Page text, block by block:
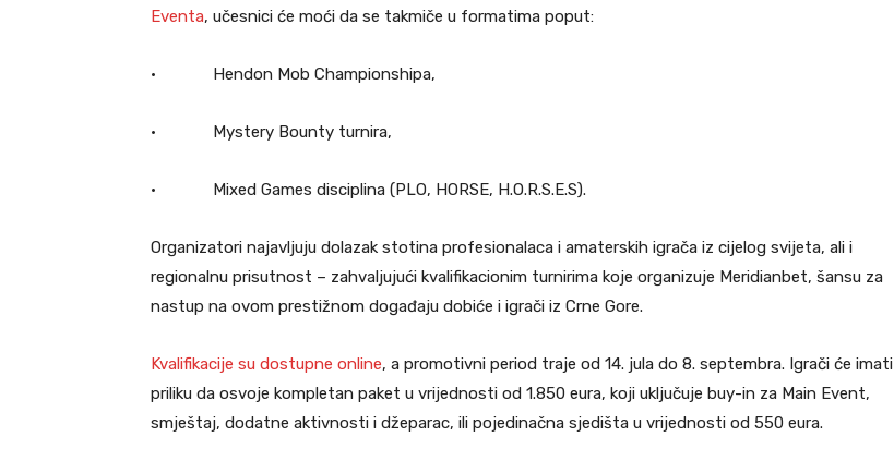
Eventa, učesnici će moći da se takmiče u formatima poput:
• Hendon Mob Championshipa,
• Mystery Bounty turnira,
• Mixed Games disciplina (PLO, HORSE, H.O.R.S.E.S).
Organizatori najavljuju dolazak stotina profesionalaca i amaterskih igrača iz cijelog svijeta, ali i
regionalnu prisutnost – zahvaljujući kvalifikacionim turnirima koje organizuje Meridianbet, šansu za
nastup na ovom prestižnom događaju dobiće i igrači iz Crne Gore.
Kvalifikacije su dostupne online, a promotivni period traje od 14. jula do 8. septembra. Igrači će imati
priliku da osvoje kompletan paket u vrijednosti od 1.850 eura, koji uključuje buy-in za Main Event,
smještaj, dodatne aktivnosti i džeparac, ili pojedinačna sjedišta u vrijednosti od 550 eura.